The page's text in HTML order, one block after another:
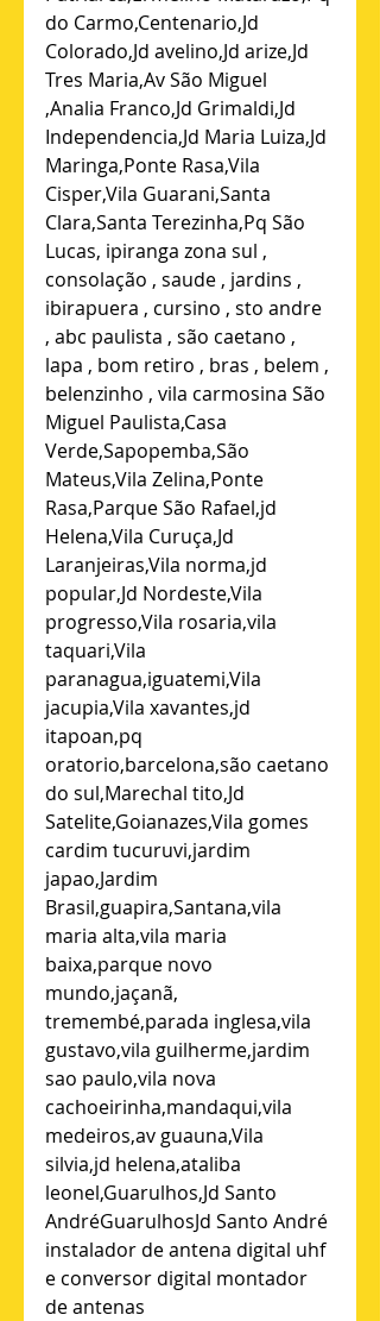
do Carmo,Centenario,Jd
Colorado,Jd avelino,Jd arize,Jd
Tres Maria,Av São Miguel
,Analia Franco,Jd Grimaldi,Jd
Independencia,Jd Maria Luiza,Jd
Maringa,Ponte Rasa,Vila
Cisper,Vila Guarani,Santa
Clara,Santa Terezinha,Pq São
Lucas, ipiranga zona sul ,
consolação , saude , jardins ,
ibirapuera , cursino , sto andre
, abc paulista , são caetano ,
lapa , bom retiro , bras , belem ,
belenzinho , vila carmosina São
Miguel Paulista,Casa
Verde,Sapopemba,São
Mateus,Vila Zelina,Ponte
Rasa,Parque São Rafael,jd
Helena,Vila Curuça,Jd
Laranjeiras,Vila norma,jd
popular,Jd Nordeste,Vila
progresso,Vila rosaria,vila
taquari,Vila
paranagua,iguatemi,Vila
jacupia,Vila xavantes,jd
itapoan,pq
oratorio,barcelona,são caetano
do sul,Marechal tito,Jd
Satelite,Goianazes,Vila gomes
cardim tucuruvi,jardim
japao,Jardim
Brasil,guapira,Santana,vila
maria alta,vila maria
baixa,parque novo
mundo,jaçanã,
tremembé,parada inglesa,vila
gustavo,vila guilherme,jardim
sao paulo,vila nova
cachoeirinha,mandaqui,vila
medeiros,av guauna,Vila
silvia,jd helena,ataliba
leonel,Guarulhos,Jd Santo
AndréGuarulhosJd Santo André
instalador de antena digital uhf
e conversor digital montador
de antenas